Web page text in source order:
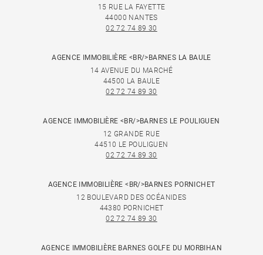
15 RUE LA FAYETTE
44000 NANTES
02 72 74 89 30
AGENCE IMMOBILIÈRE <BR/>BARNES LA BAULE
14 AVENUE DU MARCHÉ
44500 LA BAULE
02 72 74 89 30
AGENCE IMMOBILIÈRE <BR/>BARNES LE POULIGUEN
12 GRANDE RUE
44510 LE POULIGUEN
02 72 74 89 30
AGENCE IMMOBILIÈRE <BR/>BARNES PORNICHET
12 BOULEVARD DES OCÉANIDES
44380 PORNICHET
02 72 74 89 30
AGENCE IMMOBILIÈRE BARNES GOLFE DU MORBIHAN